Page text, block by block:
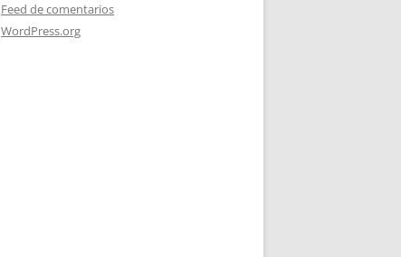
Feed de comentarios
WordPress.org